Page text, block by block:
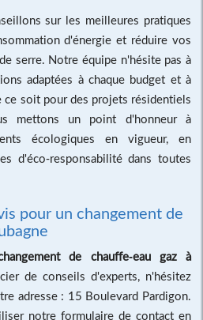
sur les meilleures pratiques
d'énergie et réduire vos
serre. Notre équipe n'hésite pas à
adaptées à chaque budget et à
ce soit pour des projets résidentiels
mettons un point d'honneur à
écologiques en vigueur, en
d'éco-responsabilité dans toutes
pour un changement de
de chauffe-eau gaz à
de conseils d'experts, n'hésitez
adresse : 15 Boulevard Pardigon.
notre formulaire de contact en